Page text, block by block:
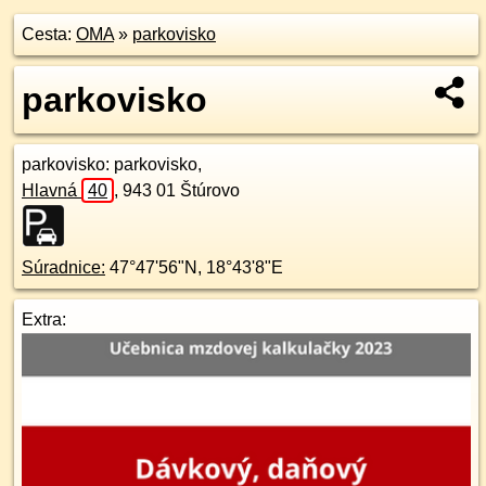
Cesta: OMA» parkovisko
parkovisko
parkovisko: parkovisko,
Hlavná
40 , 943 01 Štúrovo
Súradnice: 47°47'56"N , 18°43'8"E
Extra: